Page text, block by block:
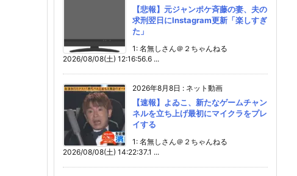
【悲報】元ジャンポケ斉藤の妻、夫の
求刑翌日にInstagram更新「楽しすぎ
た」
1: 名無しさん＠２ちゃんねる
2026/08/08(土) 12:16:56.6 ...
2026年8月8日 : ネット動画
【速報】よゐこ、新たなゲームチャン
ネルを立ち上げ最初にマイクラをプレ
イする
1: 名無しさん＠２ちゃんねる
2026/08/08(土) 14:22:37.1 ...